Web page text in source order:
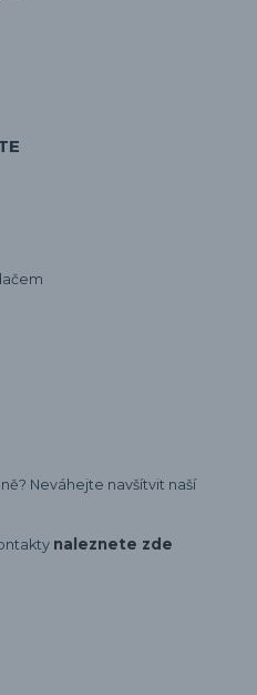
Neváhejte navšítvit naší
naleznete zde